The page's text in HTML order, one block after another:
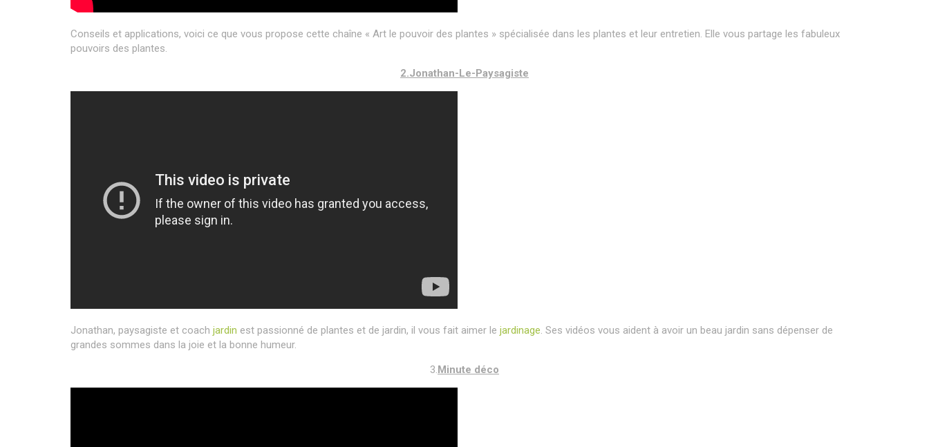
Conseils et applications, voici ce que vous propose cette chaîne « Art le pouvoir des plantes » spécialisée dans les plantes et leur entretien. Elle vous partage les fabuleux
pouvoirs des plantes.
2.Jonathan-Le-Paysagiste
Jonathan, paysagiste et coach jardin est passionné de plantes et de jardin, il vous fait aimer le jardinage. Ses vidéos vous aident à avoir un beau jardin sans dépenser de
grandes sommes dans la joie et la bonne humeur.
3.Minute déco